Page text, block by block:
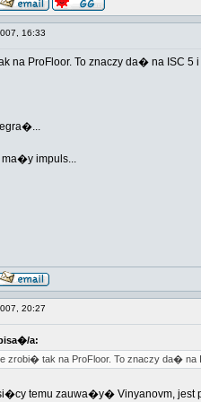
16:33
na ProFloor. To znaczy da� na ISC
ma�y impuls...
20:27
a:
zrobi� tak na ProFloor. To znaczy da�
temu zauwa�y� Vinyanovm,